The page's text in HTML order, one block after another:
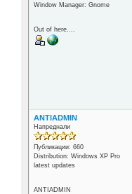
Window Manager: Gnome
Out of here....
ANTIADMIN
Напреднали
Публикации: 660
Distribution: Windows XP Pro
latest updates
ANTIADMIN